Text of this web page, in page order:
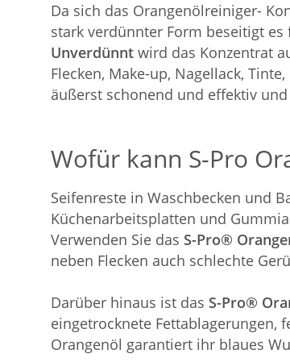
Da sich das Orangenölreiniger-
stark verdünnter Form beseitigt
Unverdünnt wird das Konzentrat
Flecken, Make-up, Nagellack,
äußerst schonend und effektiv
Wofür kann S-Pro
Seifenreste in Waschbecken und
Küchenarbeitsplatten und
Verwenden Sie das S-Pro®
neben Flecken auch schlechte
Darüber hinaus ist das S-Pro®
eingetrocknete Fettablagerungen,
Orangenöl garantiert ihr blaues